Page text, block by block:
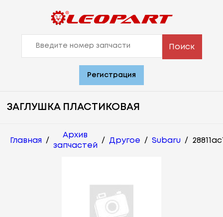
Поиск
Регистрация
ЗАГЛУШКА ПЛАСТИКОВАЯ
Главная /
Архив
запчастей
/ Другое / Subaru /